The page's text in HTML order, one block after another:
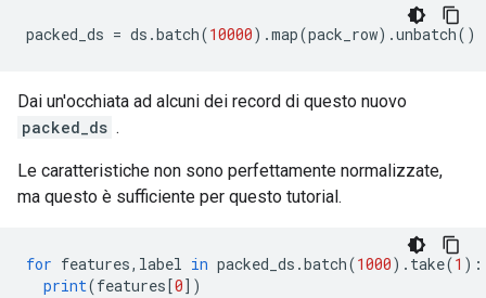
packed_ds = ds .batch(10000).map(pack_row).unbatch()
Dai un'occhiata ad alcuni dei record di questo nuovo
packed_ds .
Le caratteristiche non sono perfettamente normalizzate,
ma questo è sufficiente per questo tutorial.
for features, label in packed_ds .batch(1000). take(1 ):
print(features[0])